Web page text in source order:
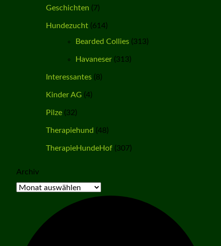
Geschichten (7)
Hundezucht(614)
Bearded Collies(313)
Havaneser(313)
Interessantes(8)
Kinder AG (4)
Pilze(32)
Therapiehund (48)
TherapieHundeHof(307)
Archiv